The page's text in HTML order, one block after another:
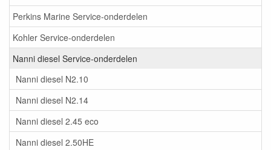
Perkins Marine Service-onderdelen
Kohler Service-onderdelen
Nanni diesel Service-onderdelen
Nanni diesel N2.10
Nanni diesel N2.14
Nanni diesel 2.45 eco
Nanni diesel 2.50HE